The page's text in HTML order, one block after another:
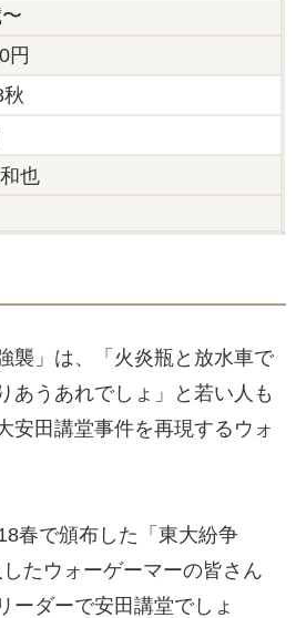
円
也
襲」は、「火炎瓶と放水車で
あうあれでしょ」と若い人も
安田講堂事件を再現するウォ
春で頒布した「東大紛争
たウォーゲーマーの皆さん
ーダーで安田講堂でしょ